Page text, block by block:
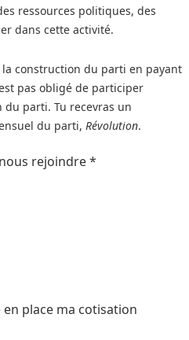
ressources politiques, des
dans cette activité.
construction du parti en payant
pas obligé de participer
parti. Tu recevras un
du parti, Révolution.
rejoindre*
place ma cotisation